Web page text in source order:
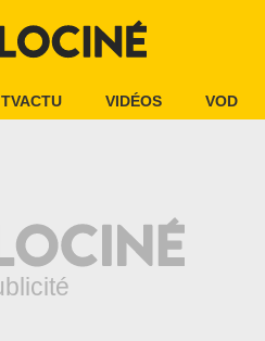
TVACTU VIDÉOS VOD